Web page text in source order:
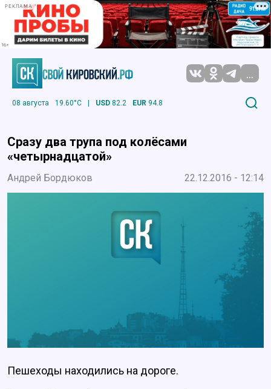
РЕКЛАМА
...
08 августа 19.60°C | USD 82.2 EUR 94.8
Сразу два трупа под колёсами
«четырнадцатой»
Андрей Бордюков 22.12.2016 - 12:14
Пешеходы находились на дороге.